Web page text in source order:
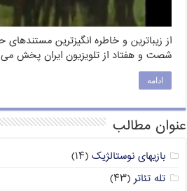
از زیباترین و خاطره انگیزترین
شصت و هفتاد از تلویزیون ایران پخش
ادامه
عنوان مطالب
بازیهای نوستالژیک (۱۴)
تله تئاتر (۴۳)